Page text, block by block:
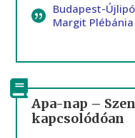
Budapest-
Margit Plébánia
Apa-nap –
kapcsolódóan